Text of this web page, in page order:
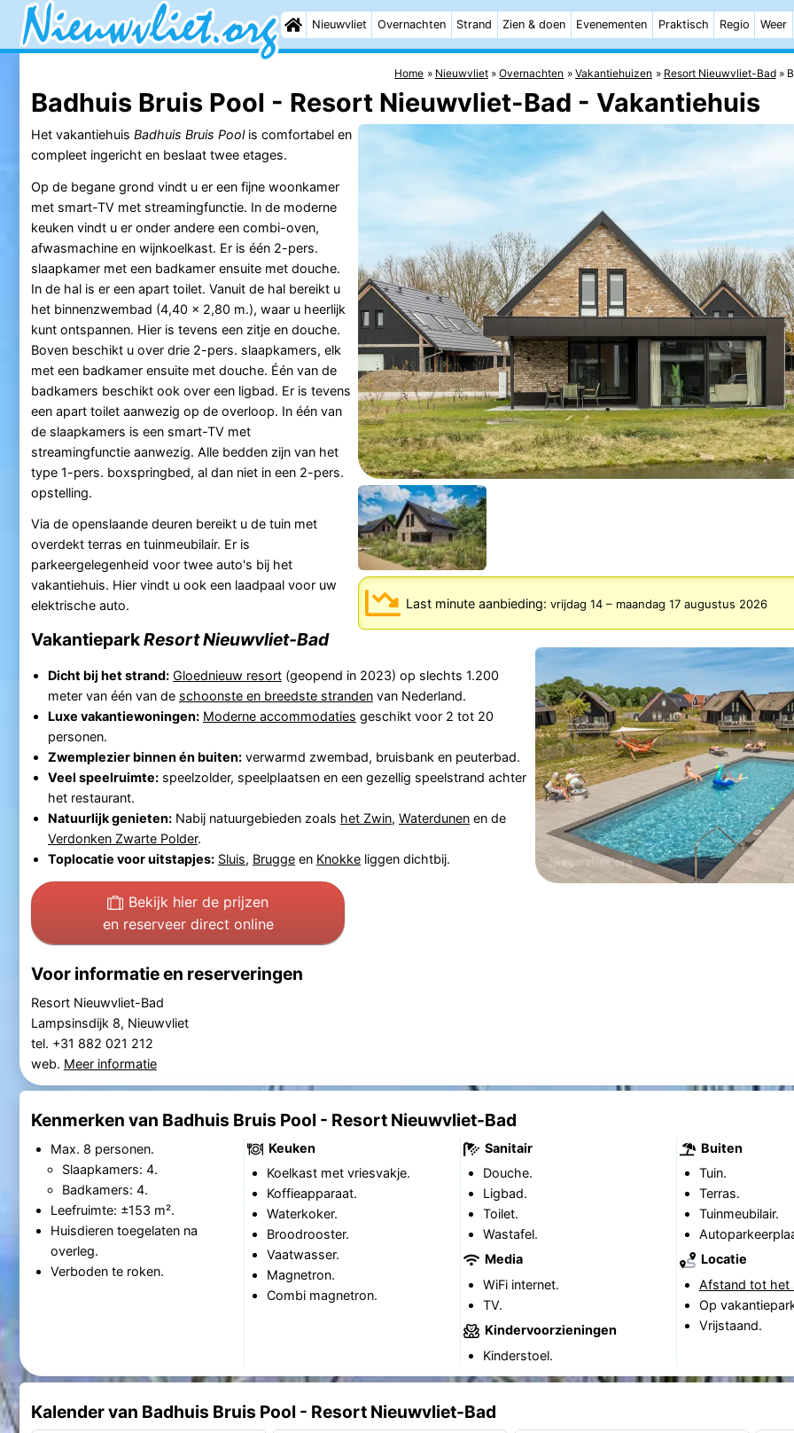
Nieuwvliet Overnachten Strand Zien & doen Evenementen Praktisch Regio Weer
Home Nieuwvliet Overnachten Vakantiehuizen Resort Nieuwvliet-Bad
Badhuis Bruis Pool - Resort Nieuwvliet-Bad - Vakantiehuis
Last minute aanbieding: vrijdag 14– maandag 17 augustus 2026
Het vakantiehuis Badhuis Bruis Poolis comfortabel en
compleet ingericht en beslaat twee etages.
Op de begane grond vindt u er een fijne woonkamer
met smart-TV met streamingfunctie. In de moderne
keuken vindt u er onder andere een combi-oven,
afwasmachine en wijnkoelkast. Er is één 2-pers.
slaapkamer met een badkamer ensuite met douche.
In de hal is er een apart toilet. Vanuit de hal bereikt u
het binnenzwembad (4,40 x 2,80 m.), waar u heerlijk
kunt ontspannen. Hier is tevens een zitje en douche.
Boven beschikt u over drie 2-pers. slaapkamers, elk
met een badkamer ensuite met douche. Één van de
badkamers beschikt ook over een ligbad. Er is tevens
een apart toilet aanwezig op de overloop. In één van
de slaapkamers is een smart-TV met
streamingfunctie aanwezig. Alle bedden zijn van het
type 1-pers. boxspringbed, al dan niet in een 2-pers.
opstelling.
Via de openslaande deuren bereikt u de tuin met
overdekt terras en tuinmeubilair. Er is
parkeergelegenheid voor twee auto's bij het
vakantiehuis. Hier vindt u ook een laadpaal voor uw
elektrische auto.
VakantieparkResort Nieuwvliet-Bad
Dicht bij het strand: Gloednieuw resort(geopend in 2023) op slechts 1.200
meter van één van de schoonste en breedste strandenvan Nederland.
Luxe vakantiewoningen: Moderne accommodaties geschikt voor 2 tot 20
personen.
Zwemplezier binnen én buiten:verwarmd zwembad, bruisbank en peuterbad.
Veel speelruimte:speelzolder, speelplaatsen en een gezellig speelstrand achter
het restaurant.
Natuurlijk genieten:Nabij natuurgebieden zoals het Zwin, Waterdunenen de
Verdonken Zwarte Polder.
Toplocatie voor uitstapjes: Sluis, Bruggeen Knokkeliggen dichtbij.
Bekijk hier de prijzen
en reserveer direct online
Voor informatie en reserveringen
Resort Nieuwvliet-Bad
Lampsinsdijk 8, Nieuwvliet
tel. +31 882 021 212
web. Meer informatie
Kenmerken van Badhuis Bruis Pool - Resort Nieuwvliet-Bad
Max. 8 personen.
Slaapkamers: 4.
Badkamers: 4.
Leefruimte: ±153 m².
Huisdieren toegelaten na
overleg.
Verboden te roken.
Keuken
Koelkast met vriesvakje.
Koffieapparaat.
Waterkoker.
Broodrooster.
Vaatwasser.
Magnetron.
Combi magnetron.
Sanitair
Douche.
Ligbad.
Toilet.
Wastafel.
Media
WiFi internet.
TV.
Kindervoorzieningen
Kinderstoel.
Buiten
Tuin.
Terras.
Tuinmeubilair.
Locatie
Afstand tot het
Op
Vrijstaand.
Kalender van Badhuis Bruis Pool - Resort Nieuwvliet-Bad